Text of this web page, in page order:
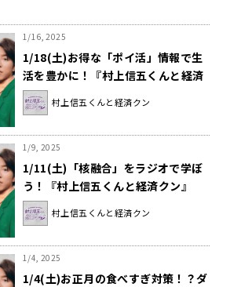
1/16, 2025
1/18(土)お得な「ポイ活」情報で生
活を豊かに！『村上信五くんと経済
クン』
村上信五くんと経済クン
1/9, 2025
1/11(土)「核融合」をラジオで学ぼ
う！『村上信五くんと経済クン』
村上信五くんと経済クン
1/4, 2025
1/4(土)お正月の食べすぎ対策！？ダ